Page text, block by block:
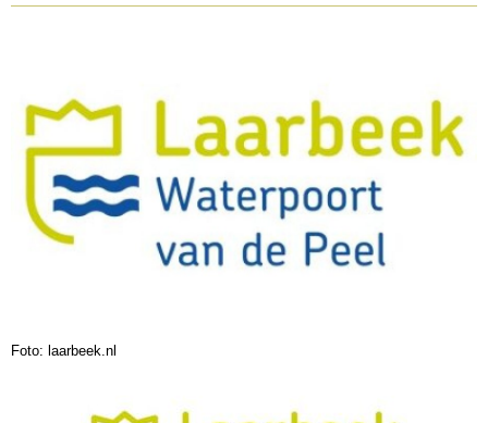
Foto: laarbeek.nl